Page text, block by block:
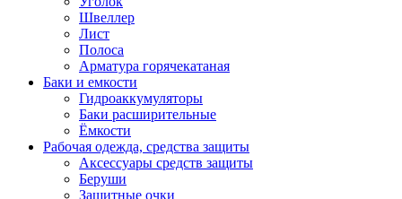
Швеллер
Лист
Полоса
Арматура горячекатаная
Баки и емкости
Гидроаккумуляторы
Баки расширительные
Ёмкости
Рабочая одежда, средства защиты
Аксессуары средств защиты
Беруши
Защитные очки